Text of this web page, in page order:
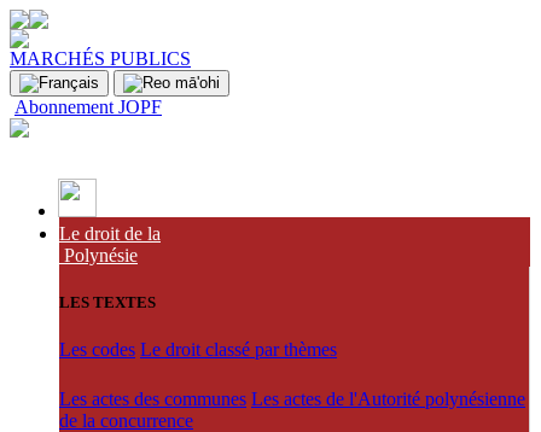
MARCHÉS PUBLICS
Abonnement JOPF
Le droit de la
Polynésie
LES TEXTES
Les codes Le droit classé par thèmes
Les actes des communes Les actes de l'Autorité polynésienne
de la concurrence